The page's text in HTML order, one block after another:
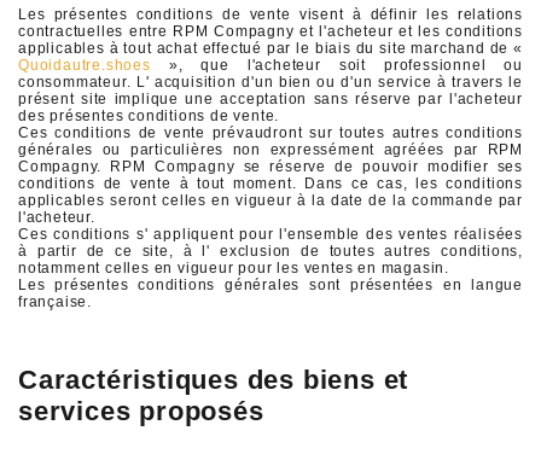
Les présentes conditions de vente visent à définir les relations
contractuelles entre RPM Compagny et l'acheteur et les conditions
applicables à tout achat effectué par le biais du site marchand de «
Quoidautre.shoes », que l'acheteur soit professionnel ou
consommateur. L' acquisition d'un bien ou d'un service à travers le
présent site implique une acceptation sans réserve par l'acheteur
des présentes conditions de vente.
Ces conditions de vente prévaudront sur toutes autres conditions
générales ou particulières non expressément agréées par RPM
Compagny. RPM Compagny se réserve de pouvoir modifier ses
conditions de vente à tout moment. Dans ce cas, les conditions
applicables seront celles en vigueur à la date de la commande par
l'acheteur.
Ces conditions s' appliquent pour l'ensemble des ventes réalisées
à partir de ce site, à l' exclusion de toutes autres conditions,
notamment celles en vigueur pour les ventes en magasin.
Les présentes conditions générales sont présentées en langue
française.
Caractéristiques des biens et
services proposés